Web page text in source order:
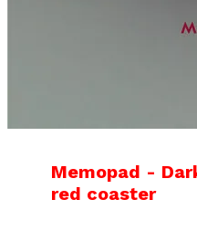
Memopad -
red coaster